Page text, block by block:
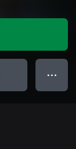
● ● ●